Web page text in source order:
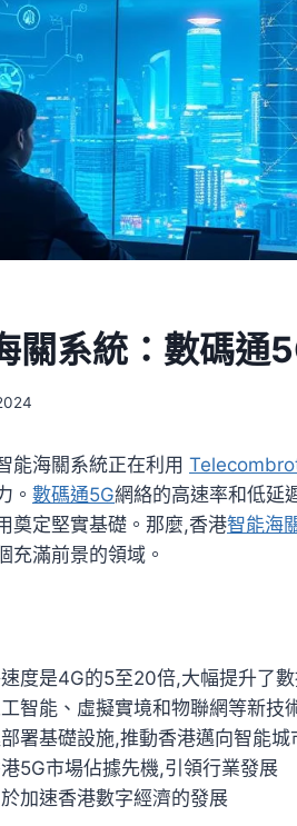
關系統：數碼通
能海關系統正在利用
。 數碼通5G網絡的高速率和低延
奠定堅實基礎。那麼,香港智能海
充滿前景的領域。
度是4G的5至20倍,大幅提升了
智能、虛擬實境和物聯網等新技
署基礎設施,推動香港邁向智能城
5G市場佔據先機,引領行業發展
加速香港數字經濟的發展